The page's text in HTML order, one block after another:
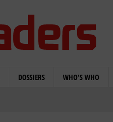
DOSSIERS WHO'S WHO